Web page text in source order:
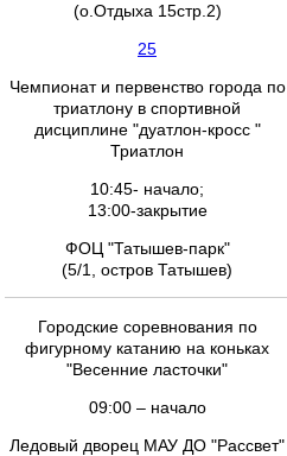
(о.Отдыха 15стр.2)
25
Чемпионат и первенство города по
триатлону в спортивной
дисциплине "дуатлон-кросс "
Триатлон
10:45- начало;
13:00-закрытие
ФОЦ "Татышев-парк"
(5/1, остров Татышев)
Городские соревнования по
фигурному катанию на коньках
"Весенние ласточки"
09:00 – начало
Ледовый дворец МАУ ДО "Рассвет"